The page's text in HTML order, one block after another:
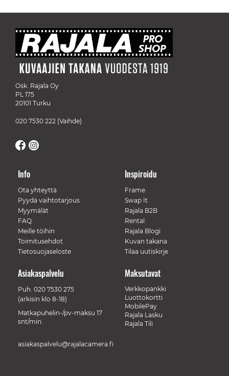
Osk. Rajala Oy
PL 175
20101 Turku
020 7530 222 (Vaihde)
Info
Ota yhteyttä
Pyydä vaihtotarjous
Myymälät
FAQ
Meille töihin
Toimitusehdot
Tietosuojaseloste
Inspiroidu
Frame
Swap It
Rajala B2B
Rental
Rajala Blogi
Kuvan takana
Tilaa uutiskirje
Maksutavat
Verkkopankki
Luottokortti
MobilePay
Rajala Lasku
Rajala Tili
Asiakaspalvelu
Puh. 020 7530 275
(arkisin klo 8-18)
Matkapuhelin-/pv-maksu 17
snt/min.
asiakaspalvelu@rajalacamera.fi